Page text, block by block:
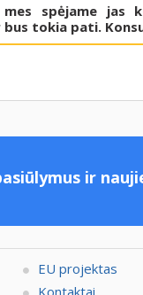
spėjame
bus tokia pati.
ir
EU projektas
Kontaktai